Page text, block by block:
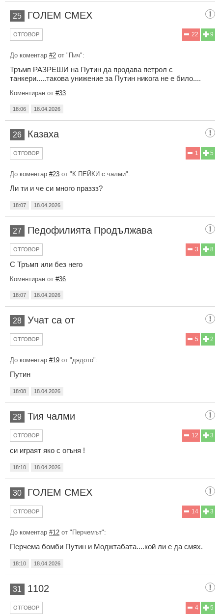
25 ГОЛЕМ СМЕХ
9
22
ОТГОВОР
До коментар #2 от "Пич":
Тръмп РАЗРЕШИ на Путин да продава петрол с
танкери.....такова унижение за Путин никога не е било....
Коментиран от #33
18:06 18.04.2026
26 Казаха
5
1
ОТГОВОР
До коментар #23 от "К ПЕЙКИ с чалми":
Ли ти и че си много праззз?
18:07 18.04.2026
27 Педофилията Продължава
8
3
ОТГОВОР
С Тръмп или без него
Коментиран от #36
18:07 18.04.2026
28 Учат са от
2
5
ОТГОВОР
До коментар #19 от "дядото":
Путин
18:08 18.04.2026
29 Тия чалми
3
12
ОТГОВОР
си играят яко с огъня !
18:10 18.04.2026
30 ГОЛЕМ СМЕХ
3
14
ОТГОВОР
До коментар #12 от "Перчемът":
Перчема бомби Путин и Моджтабата....кой ли е да смях.
18:10 18.04.2026
31 1102
5
4
ОТГОВОР